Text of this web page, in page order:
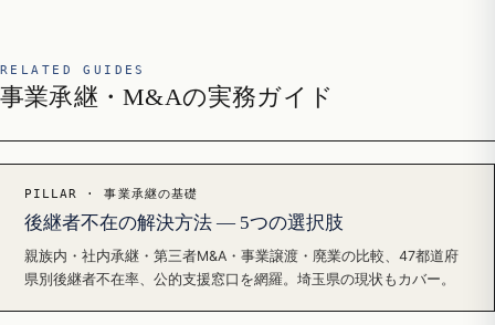
RELATED GUIDES
事業承継・M&Aの実務ガイド
PILLAR · 事業承継の基礎
後継者不在の解決方法 — 5つの選択肢
親族内・社内承継・第三者M&A・事業譲渡・廃業の比較、47都道府
県別後継者不在率、公的支援窓口を網羅。埼玉県の現状もカバー。